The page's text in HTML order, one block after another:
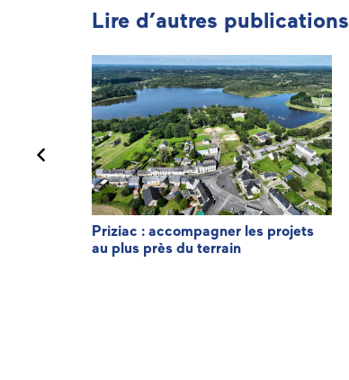
Lire d’autres publications
Priziac : accompagner les projets
au plus près du terrain